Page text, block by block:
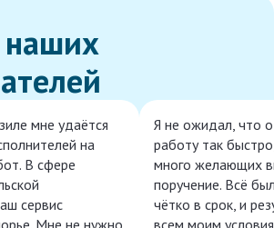
мне удаётся
на
В сфере
сервис
Я не ожидал, что
работу так
много желающих
поручение. Всё
чётко в срок, и